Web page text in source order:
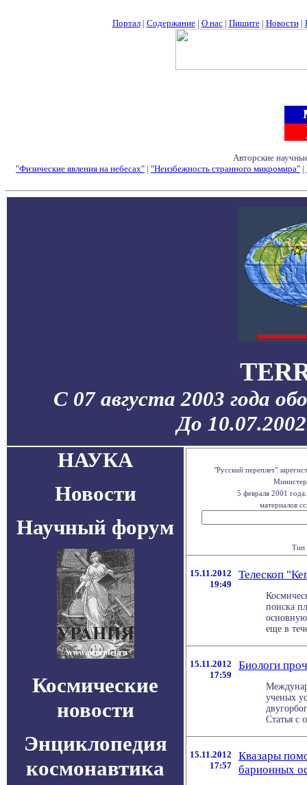
Портал| Содержание| О нас| Пишите| Новости|
Авторские
"Физические явления на небесах" | "Неизбежность странного микромира" |
С 07 августа 2003 года
До
НАУКА
Новости
Научный форум
Космические
новости
Энциклопедия
космонавтика
"Русский переплет"
5 февраля 2001
материалов
Тип
15.11.2012
19:49
Телескоп
поиска
еще в
15.11.2012
17:59
Биологи
ученых
Статья с
15.11.2012
17:57
Квазары
барионных